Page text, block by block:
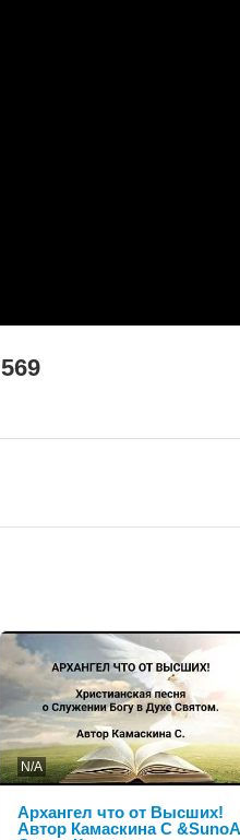
N/A
Архангел что от Высших!
Автор Камаскина С